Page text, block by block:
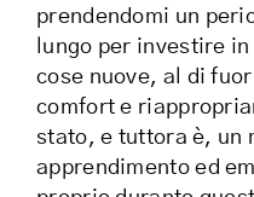
prendendomi un
lungo per investire
cose nuove, al di
comfort e
stato, e tuttora è, un
apprendimento ed